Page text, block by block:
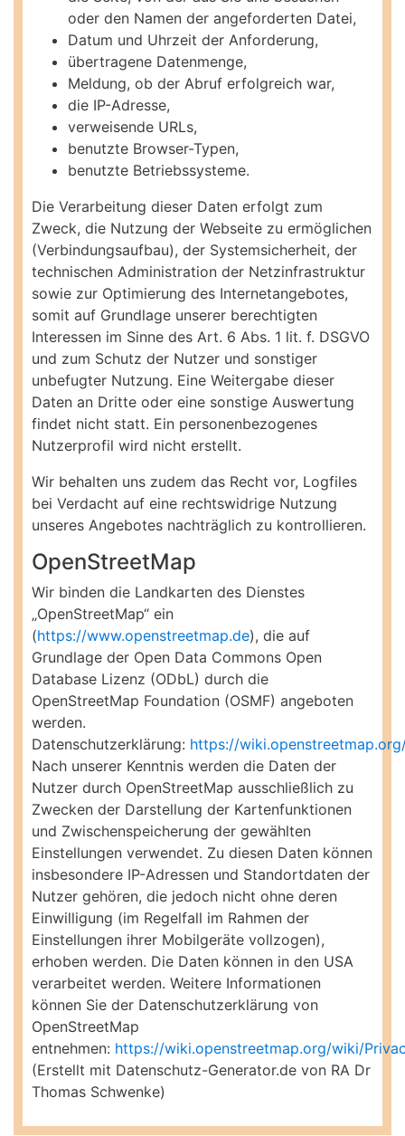
oder den Namen der angeforderten Datei,
Datum und Uhrzeit der Anforderung,
übertragene Datenmenge,
Meldung, ob der Abruf erfolgreich war,
die IP-Adresse,
verweisende URLs,
benutzte Browser-Typen,
benutzte Betriebssysteme.
Die Verarbeitung dieser Daten erfolgt zum
Zweck, die Nutzung der Webseite zu ermöglichen
(Verbindungsaufbau), der Systemsicherheit, der
technischen Administration der Netzinfrastruktur
sowie zur Optimierung des Internetangebotes,
somit auf Grundlage unserer berechtigten
Interessen im Sinne des Art. 6 Abs. 1 lit. f. DSGVO
und zum Schutz der Nutzer und sonstiger
unbefugter Nutzung. Eine Weitergabe dieser
Daten an Dritte oder eine sonstige Auswertung
findet nicht statt. Ein personenbezogenes
Nutzerprofil wird nicht erstellt.
Wir behalten uns zudem das Recht vor, Logfiles
bei Verdacht auf eine rechtswidrige Nutzung
unseres Angebotes nachträglich zu kontrollieren.
OpenStreetMap
Wir binden die Landkarten des Dienstes
„OpenStreetMap“ ein
(https://www.openstreetmap.de), die auf
Grundlage der Open Data Commons Open
Database Lizenz (ODbL) durch die
OpenStreetMap Foundation (OSMF) angeboten
werden.
Datenschutzerklärung: https://
Nach unserer Kenntnis werden die Daten der
Nutzer durch OpenStreetMap ausschließlich zu
Zwecken der Darstellung der Kartenfunktionen
und Zwischenspeicherung der gewählten
Einstellungen verwendet. Zu diesen Daten können
insbesondere IP-Adressen und Standortdaten der
Nutzer gehören, die jedoch nicht ohne deren
Einwilligung (im Regelfall im Rahmen der
Einstellungen ihrer Mobilgeräte vollzogen),
erhoben werden. Die Daten können in den USA
verarbeitet werden. Weitere Informationen
können Sie der Datenschutzerklärung von
OpenStreetMap
entnehmen: https://wiki.openstreetmap.org/wiki/
(Erstellt mit Datenschutz-Generator.de von RA Dr
Thomas Schwenke)